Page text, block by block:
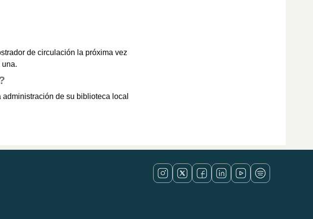
de circulación la próxima vez
de su biblioteca local